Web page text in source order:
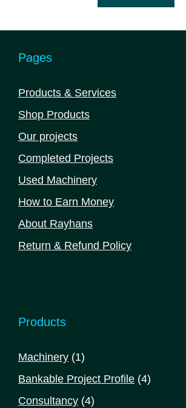
Pages
Products & Services
Shop Products
Our projects
Completed Projects
Used Machinery
How to Earn Money
About Rayhans
Return & Refund Policy
Products
Machinery 11
product
Bankable Project Profile 44
Consultancy 44